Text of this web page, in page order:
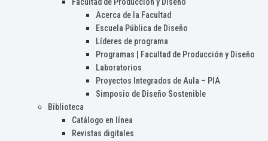
Facultad de Producción y Diseño
Acerca de la Facultad
Escuela Pública de Diseño
Líderes de programa
Programas | Facultad de Producción y Diseño
Laboratorios
Proyectos Integrados de Aula – PIA
Simposio de Diseño Sostenible
Biblioteca
Catálogo en línea
Revistas digitales